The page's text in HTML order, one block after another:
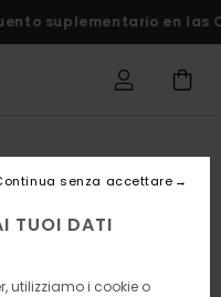
suplementario en las
TUOI DATI
utilizziamo i cookie o
senza accettare